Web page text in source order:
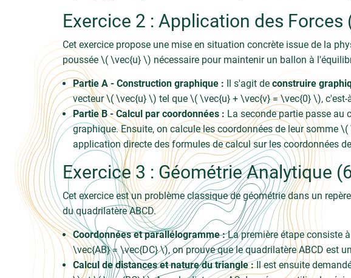
Exercice 2 : Application des Forces
Cet exercice propose une mise en situation concrète issue de la
poussée \( \vec{u} \) nécessaire pour maintenir un ballon à
Partie A - Construction graphique : Il s'agit deconstruire
vecteur \( \vec{u} \) tel que \( \vec{u} + \vec{v} = \vec{0} \),
Partie B - Calcul par coordonnées : La seconde partie passe au
graphique. Ensuite, on calcule les coordonnées de leur somme
application directe des formules de calcul sur les coordonnées
Exercice 3 : Géométrie Analytique
Cet exercice est un problème classique de géométrie dans un
du quadrilatère ABCD.
Coordonnées et parallélogramme :La première étape consiste
\vec{AB} = \vec{DC} \), on prouve que le quadrilatère ABCD est un
Calcul de distances et nature du triangle :Il est ensuite